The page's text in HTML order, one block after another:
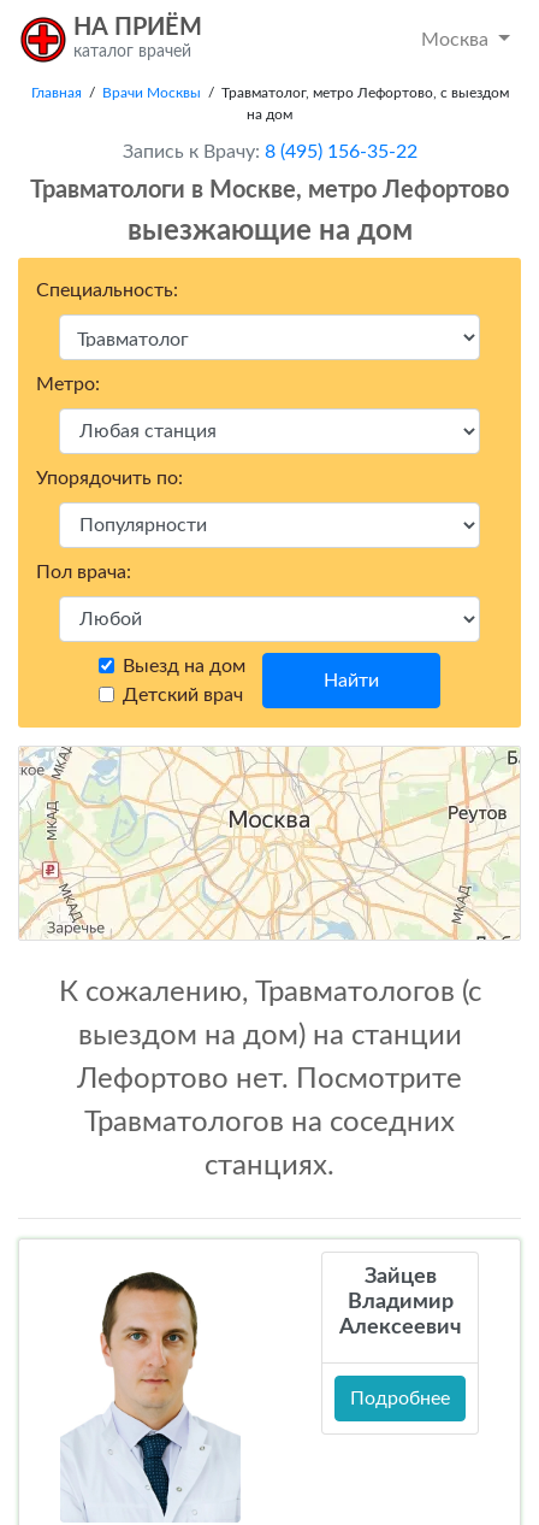
НА ПРИЁМ
каталог врачей
Москва
Главная / Врачи Москвы / Травматолог, метро Лефортово, с выездом
на дом
Запись к Врачу: 8 (495) 156-35-22
Травматологи в Москвe, метро Лефортово
выезжающие на дом
Специальность:
Метро:
Упорядочить по:
Пол врача:
Выезд на дом
Детский врач
Найти
К сожалению, Травматологов (с
выездом на дом) на станции
Лефортово нет. Посмотрите
Травматологов на соседних
станциях.
Зайцев
Владимир
Алексеевич
Подробнее